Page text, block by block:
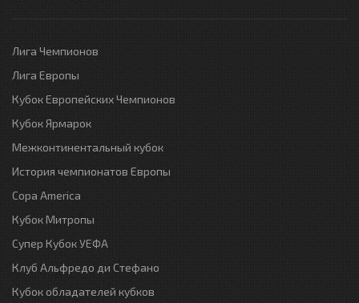
Лига Чемпионов
Лига Европы
Кубок Европейских Чемпионов
Кубок Ярмарок
Межконтинентальный кубок
История чемпионатов Европы
Copa America
Кубок Митропы
Супер Кубок УЕФА
Клуб Альфредо ди Стефано
Кубок обладателей кубков